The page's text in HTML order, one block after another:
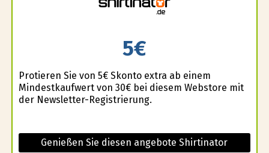
5€
Profitieren Sie von 5€ Skonto extra ab einem
Mindestkaufwert von 30€ bei diesem Webstore mit
der Newsletter-Registrierung.
Genießen Sie diesen angebote Shirtinator